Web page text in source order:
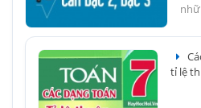
tỉ lệ